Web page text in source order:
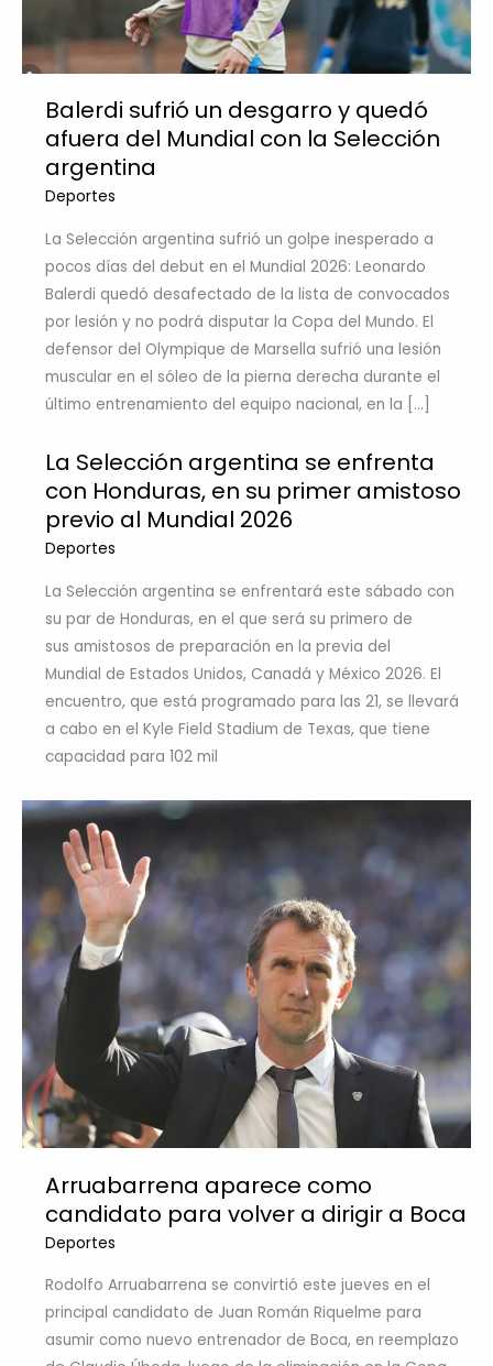
Balerdi sufrió un desgarro y quedó
afuera del Mundial con la Selección
argentina
Deportes
La Selección argentina sufrió un golpe inesperado a
pocos días del debut en el Mundial 2026: Leonardo
Balerdi quedó desafectado de la lista de convocados
por lesión y no podrá disputar la Copa del Mundo. El
defensor del Olympique de Marsella sufrió una lesión
muscular en el sóleo de la pierna derecha durante el
último entrenamiento del equipo nacional, en la […]
La Selección argentina se enfrenta
con Honduras, en su primer amistoso
previo al Mundial 2026
Deportes
La Selección argentina se enfrentará este sábado con
su par de Honduras, en el que será su primero de
sus amistosos de preparación en la previa del
Mundial de Estados Unidos, Canadá y México 2026. El
encuentro, que está programado para las 21, se llevará
a cabo en el Kyle Field Stadium de Texas, que tiene
capacidad para 102 mil
Arruabarrena aparece como
candidato para volver a dirigir a Boca
Deportes
Rodolfo Arruabarrena se convirtió este jueves en el
principal candidato de Juan Román Riquelme para
asumir como nuevo entrenador de Boca, en reemplazo